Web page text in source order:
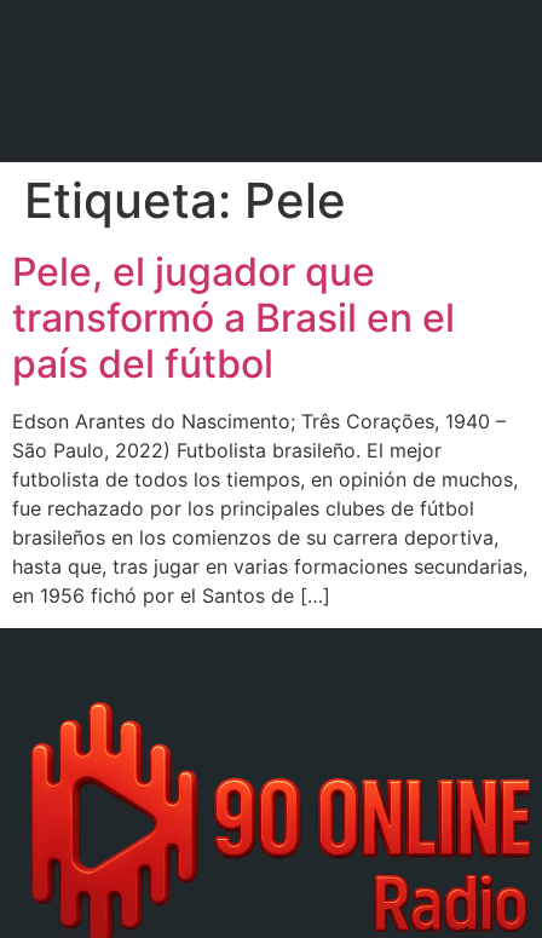
Etiqueta: Pele
Pele, el jugador que
transformó a Brasil en el
país del fútbol
Edson Arantes do Nascimento; Três Corações, 1940 –
São Paulo, 2022) Futbolista brasileño. El mejor
futbolista de todos los tiempos, en opinión de muchos,
fue rechazado por los principales clubes de fútbol
brasileños en los comienzos de su carrera deportiva,
hasta que, tras jugar en varias formaciones secundarias,
en 1956 fichó por el Santos de […]